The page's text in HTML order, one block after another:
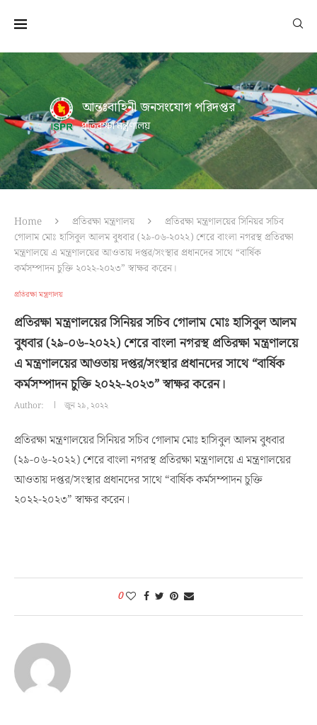
আন্তঃবাহিনী জনসংযোগ পরিদপ্তর
প্রতিরক্ষা মন্ত্রণালয়
Home প্রতিরক্ষা মন্ত্রণালয়
প্রতিরক্ষা মন্ত্রণালয়ের সিনিয়র সচিব
গোলাম মোঃ হাসিবুল আলম বুধবার (২৯-০৬-২০২২) শেরে বাংলা নগরস্থ প্রতিরক্ষা
মন্ত্রণালয়ে এ মন্ত্রণালয়ের আওতায় দপ্তর/সংস্থার প্রধানদের সাথে “বার্ষিক
কর্মসম্পাদন চুক্তি ২০২২-২০২৩” স্বাক্ষর করেন।
প্রতিরক্ষা মন্ত্রণালয়
প্রতিরক্ষা মন্ত্রণালয়ের সিনিয়র সচিব গোলাম মোঃ হাসিবুল আলম
বুধবার (২৯-০৬-২০২২) শেরে বাংলা নগরস্থ প্রতিরক্ষা মন্ত্রণালয়ে
এ মন্ত্রণালয়ের আওতায় দপ্তর/সংস্থার প্রধানদের সাথে “বার্ষিক
কর্মসম্পাদন চুক্তি ২০২২-২০২৩” স্বাক্ষর করেন।
Author: জুন ২৯, ২০২২
প্রতিরক্ষা মন্ত্রণালয়ের সিনিয়র সচিব গোলাম মোঃ হাসিবুল আলম বুধবার
(২৯-০৬-২০২২) শেরে বাংলা নগরস্থ প্রতিরক্ষা মন্ত্রণালয়ে এ মন্ত্রণালয়ের
আওতায় দপ্তর/সংস্থার প্রধানদের সাথে “বার্ষিক কর্মসম্পাদন চুক্তি
২০২২-২০২৩” স্বাক্ষর করেন।
0